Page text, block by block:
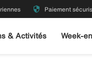
security Paiement
& Activités Week-